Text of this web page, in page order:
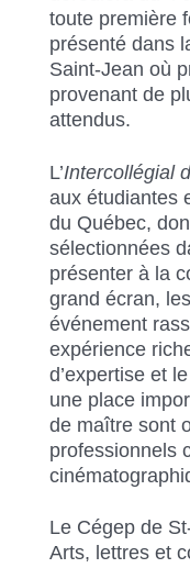
toute première
présenté dans
Saint-Jean où
provenant de
attendus.
L’Intercollégial
aux étudiantes
du Québec,
sélectionnées
présenter à la
grand écran,
événement
expérience
d’expertise et
une place
de maître sont
professionnels
Le Cégep de
Arts, lettres et